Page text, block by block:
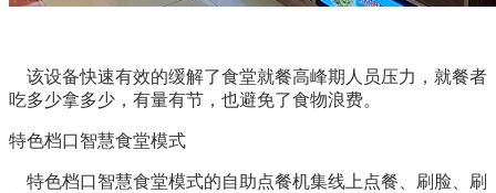
该设备快速有效的缓解了食堂就餐高峰期人员压力，就餐者
吃多少拿多少，有量有节，也避免了食物浪费。
特色档口智慧食堂模式
特色档口智慧食堂模式的自助点餐机集线上点餐、刷脸、刷